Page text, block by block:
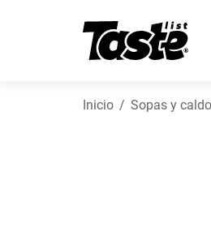
Inicio Sopas y